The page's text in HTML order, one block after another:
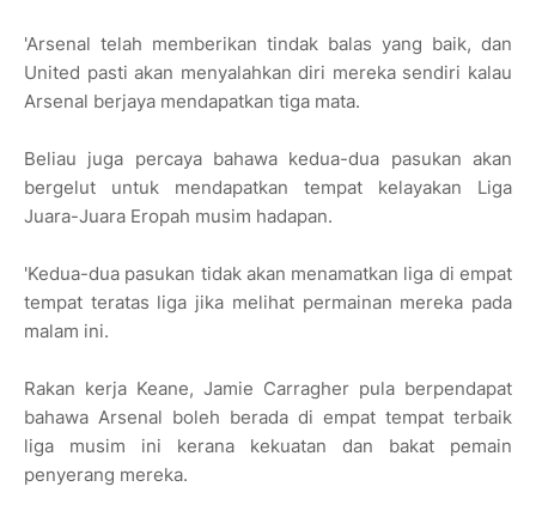
'Arsenal telah memberikan tindak balas yang baik, dan
United pasti akan menyalahkan diri mereka sendiri kalau
Arsenal berjaya mendapatkan tiga mata.
Beliau juga percaya bahawa kedua-dua pasukan akan
bergelut untuk mendapatkan tempat kelayakan Liga
Juara-Juara Eropah musim hadapan.
'Kedua-dua pasukan tidak akan menamatkan liga di empat
tempat teratas liga jika melihat permainan mereka pada
malam ini.
Rakan kerja Keane, Jamie Carragher pula berpendapat
bahawa Arsenal boleh berada di empat tempat terbaik
liga musim ini kerana kekuatan dan bakat pemain
penyerang mereka.